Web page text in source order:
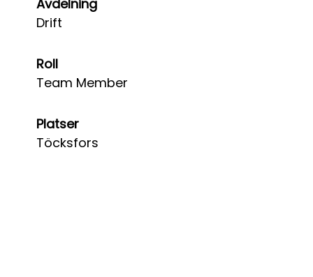
Avdelning
Drift
Roll
Team Member
Platser
Töcksfors